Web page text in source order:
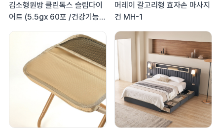
김소형원방 클린톡스 슬림다이
어트 (5.5gx 60포 /건강기능식
품)
머레이 갈고리형 효자손 마사지
건 MH-1